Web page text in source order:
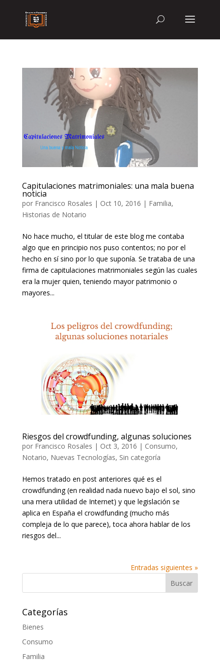
Capitulaciones matrimoniales: una mala buena
noticia
por Francisco Rosales | Oct 10, 2016 | Familia,
Historias de Notario
No hace mucho, el titular de este blog me contaba
algo que en principio nos puso contentos; no por el
hecho en sí sino por lo que suponía. Se trataba de una
firma de capitulaciones matrimoniales según las cuales
era la mujer quien, teniendo mayor patrimonio o
mayores...
Riesgos del crowdfunding, algunas soluciones
por Francisco Rosales | Oct 3, 2016 | Consumo,
Notario, Nuevas Tecnologías, Sin categoría
Hemos tratado en post anteriores qué es el
crowdfunding (en realidad nada nuevo bajo el sol, sino
una mera utilidad de Internet) y que legislación se
aplica en España el crowdfunding (mucho más
compleja de lo que parece), toca ahora hablar de los
riesgos del...
Entradas siguientes »
Categorías
Bienes
Consumo
Familia